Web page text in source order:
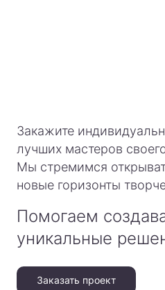
Закажите
лучших мастеров
Мы стремимся
новые горизонты
Помогаем
уникальные
Заказать проект